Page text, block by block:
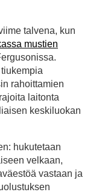
talvena, kun
mustien
rahoittamien
laitonta
keskiluokan
hukutetaan
velkaan,
vastaan ja